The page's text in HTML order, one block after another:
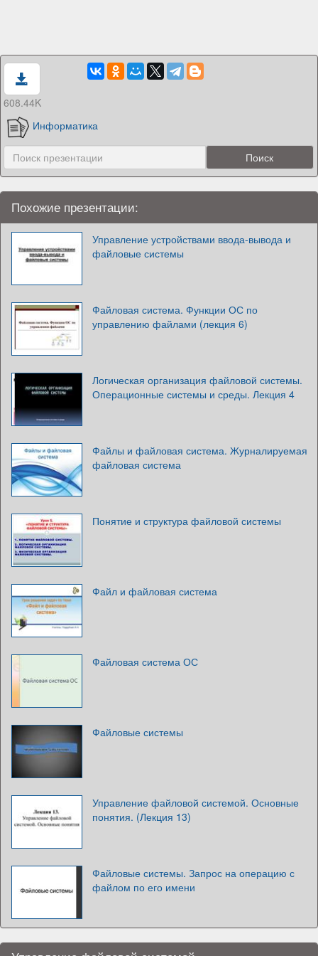
608.44K
Информатика
Похожие презентации:
Управление устройствами ввода-вывода и
файловые системы
Файловая система. Функции ОС по
управлению файлами (лекция 6)
Логическая организация файловой системы.
Операционные системы и среды. Лекция 4
Файлы и файловая система. Журналируемая
файловая система
Понятие и структура файловой системы
Файл и файловая система
Файловая система ОС
Файловые системы
Управление файловой системой. Основные
понятия. (Лекция 13)
Файловые системы. Запрос на операцию с
файлом по его имени